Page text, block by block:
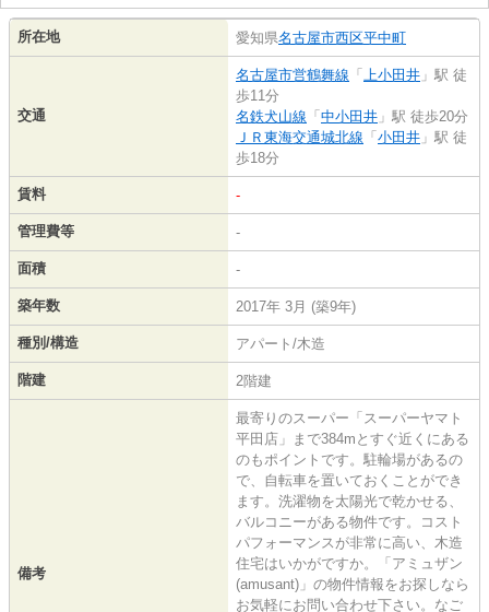
所在地 愛知県名古屋市西区平中町
交通
名古屋市営鶴舞線 「 上小田井 」駅 徒
歩11分
名鉄犬山線 「 中小田井 」駅 徒歩20分
ＪＲ東海交通城北線 「 小田井 」駅 徒
歩18分
賃料 -
管理費等 -
面積 -
築年数 2017年 3月 (築9年)
種別/構造 アパート/木造
階建 2階建
備考
最寄りのスーパー「スーパーヤマト
平田店」まで384mとすぐ近くにある
のもポイントです。駐輪場があるの
で、自転車を置いておくことができ
ます。洗濯物を太陽光で乾かせる、
バルコニーがある物件です。コスト
パフォーマンスが非常に高い、木造
住宅はいかがですか。「アミュザン
(amusant)」の物件情報をお探しなら
お気軽にお問い合わせ下さい。なご